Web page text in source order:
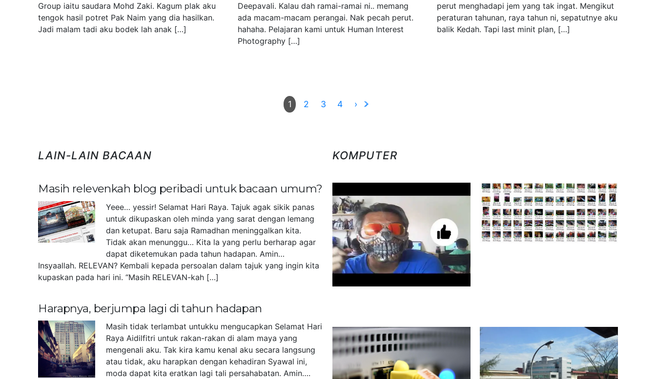
Group iaitu saudara Mohd Zaki. Kagum plak aku
tengok hasil potret Pak Naim yang dia hasilkan.
Jadi malam tadi aku bodek lah anak […]
Deepavali. Kalau dah ramai-ramai ni.. memang
ada macam-macam perangai. Nak pecah perut.
hahaha. Pelajaran kami untuk Human Interest
Photography […]
perut menghadapi jem yang tak ingat. Mengikut
peraturan tahunan, raya tahun ni, sepatutnye aku
balik Kedah. Tapi last minit plan, […]
1 2 3 4 ›
LAIN-LAIN BACAAN
Masih relevenkah blog peribadi untuk bacaan umum?
Yeee… yessir! Selamat Hari Raya. Tajuk agak sikik panas
untuk dikupaskan oleh minda yang sarat dengan lemang
dan ketupat. Baru saja Ramadhan meninggalkan kita.
Tidak akan menunggu… Kita la yang perlu berharap agar
dapat diketemukan pada tahun hadapan. Amin…
Insyaallah. RELEVAN? Kembali kepada persoalan dalam tajuk yang ingin kita
kupaskan pada hari ini. “Masih RELEVAN-kah […]
Harapnya, berjumpa lagi di tahun hadapan
Masih tidak terlambat untukku mengucapkan Selamat Hari
Raya Aidilfitri untuk rakan-rakan di alam maya yang
mengenali aku. Tak kira kamu kenal aku secara langsung
atau tidak, aku harapkan dengan kehadiran Syawal ini,
moda dapat kita eratkan lagi tali persahabatan. Amin….
KOMPUTER